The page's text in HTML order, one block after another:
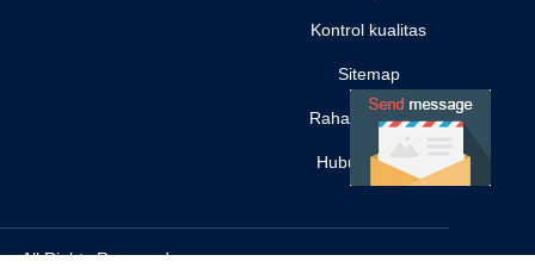
Kontrol kualitas
Sitemap
Rahasia pribadi
Hubungi kami
All Rights Reserved.